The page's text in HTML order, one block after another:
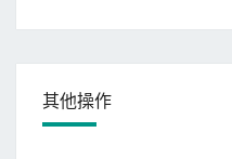
其他操作